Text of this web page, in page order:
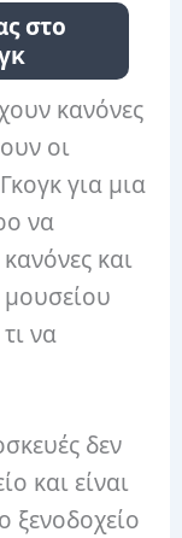
στο
κανόνες
οι
για μια
να
και
μουσείου
να
δεν
και είναι
ξενοδοχείο